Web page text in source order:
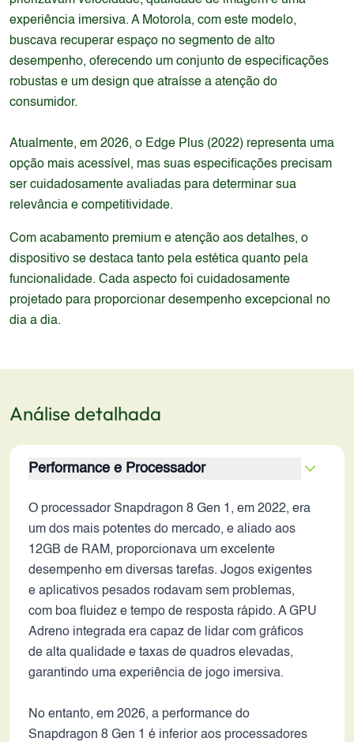
experiência imersiva. A Motorola, com este modelo,
buscava recuperar espaço no segmento de alto
desempenho, oferecendo um conjunto de especificações
robustas e um design que atraísse a atenção do
consumidor.
Atualmente, em 2026, o Edge Plus (2022) representa uma
opção mais acessível, mas suas especificações precisam
ser cuidadosamente avaliadas para determinar sua
relevância e competitividade.
Com acabamento premium e atenção aos detalhes, o
dispositivo se destaca tanto pela estética quanto pela
funcionalidade. Cada aspecto foi cuidadosamente
projetado para proporcionar desempenho excepcional no
dia a dia.
Análise detalhada
Performance e Processador
O processador Snapdragon 8 Gen 1, em 2022, era
um dos mais potentes do mercado, e aliado aos
12GB de RAM, proporcionava um excelente
desempenho em diversas tarefas. Jogos exigentes
e aplicativos pesados rodavam sem problemas,
com boa fluidez e tempo de resposta rápido. A GPU
Adreno integrada era capaz de lidar com gráficos
de alta qualidade e taxas de quadros elevadas,
garantindo uma experiência de jogo imersiva.
No entanto, em 2026, a performance do
Snapdragon 8 Gen 1 é inferior aos processadores